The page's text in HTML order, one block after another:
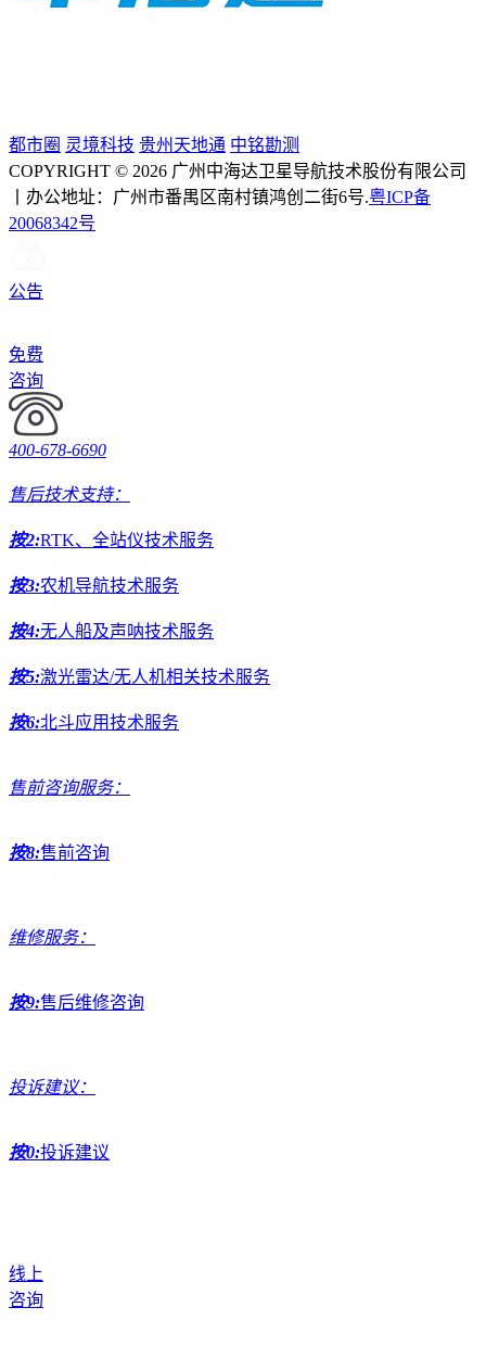
都市圈 灵境科技 贵州天地通 中铭勘测
COPYRIGHT © 2026 广州中海达卫星导航技术股份有限公司
丨办公地址：广州市番禺区南村镇鸿创二街6号.粤ICP备
20068342号
公告
免费
咨询
400-678-6690
售后技术支持：
按2:RTK、全站仪技术服务
按3:农机导航技术服务
按4:无人船及声呐技术服务
按5:激光雷达/无人机相关技术服务
按6:北斗应用技术服务
售前咨询服务：
按8:售前咨询
维修服务：
按9:售后维修咨询
投诉建议：
按0:投诉建议
线上
咨询